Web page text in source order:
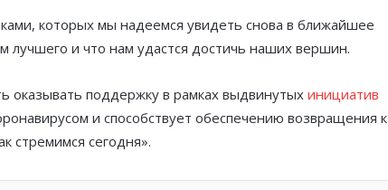
которых мы надеемся увидеть снова в ближайшее
лучшего и что нам удастся достичь наших вершин.
оказывать поддержку в рамках выдвинутых инициатив
и способствует обеспечению возвращения к
стремимся сегодня».
United в женском футболе Монако